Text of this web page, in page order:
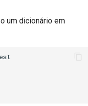
um dicionário em